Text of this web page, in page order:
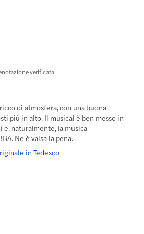
verificata
di atmosfera, con una buona
più in alto. Il musical è ben messo in
e, naturalmente, la musica
Ne è valsa la pena.
in Tedesco